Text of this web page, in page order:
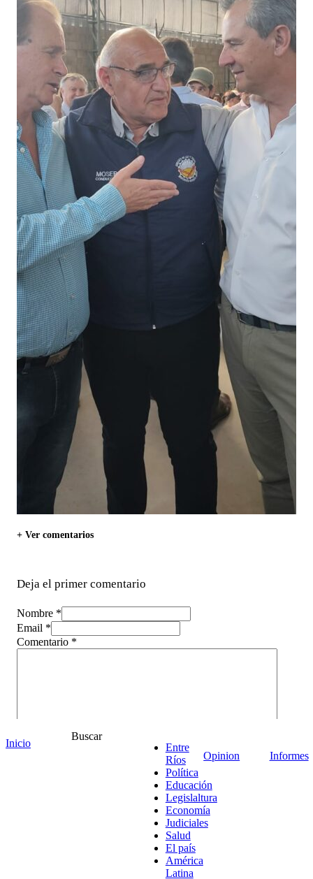
+ Ver comentarios
Deja el primer comentario
Nombre *
Email *
Comentario *
Inicio
Buscar
Entre
Ríos
Política
Educación
Legislaltura
Economía
Judiciales
Salud
El país
América
Latina
Opinion Informes
¡Ponete en contacto!